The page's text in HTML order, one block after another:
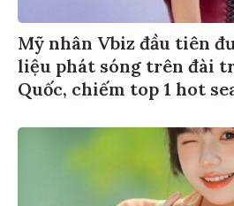
Mỹ nhân Vbiz đầu tiên
liệu phát sóng trên đài
Quốc, chiếm top 1 hot